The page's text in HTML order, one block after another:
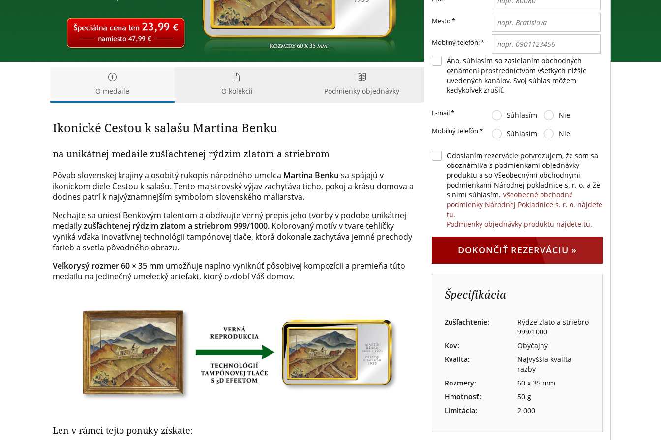
striebrom
rýdzim
zlatom
striebrom
O medaile O kolekcii Podmienky objednávky
Ikonické Cestou k salašu Martina Benku
na unikátnej medaile zušľachtenej rýdzim zlatom a striebrom
Pôvab slovenskej krajiny a osobitý rukopis národného umelca Martina Benku sa spájajú v
ikonickom diele Cestou k salašu. Tento majstrovský výjav zachytáva ticho, pokoj a krásu domova a
dodnes patrí k najvýznamnejším symbolom slovenského maliarstva.
Nechajte sa uniesť Benkovým talentom a obdivujte verný prepis jeho tvorby v podobe unikátnej
medailyzušľachtenej rýdzim zlatom a striebrom 999/1000. Kolorovaný motív v tvare tehličky
vyniká vďaka inovatívnej technológii tampónovej tlače, ktorá dokonale zachytáva jemné prechody
farieb a svetla pôvodného obrazu.
Veľkorysý rozmer 60 × 35 mm umožňuje naplno vyniknúť pôsobivej kompozícii a premieňa túto
medailu na jedinečný umelecký artefakt, ktorý ozdobí Váš domov.
Len v rámci tejto ponuky získate:
Mesto *
Mobilný telefón:*
Áno, súhlasím so zasielaním obchodných
oznámení prostredníctvom všetkých nižšie
uvedených kanálov. Svoj súhlas môžem
kedykoľvek zrušiť.
E-mail* Súhlasím Nie
Mobilný telefón * Súhlasím Nie
Odoslaním rezervácie potvrdzujem, že som sa
oboznámil/a s podmienkami objednávky
produktu a so Všeobecnými obchodnými
podmienkami Národnej pokladnice s. r. o. a že
s nimi súhlasím. Všeobecné obchodné
podmienky Národnej Pokladnice s. r. o. nájdete
tu.
Podmienky objednávky produktu nájdete tu.
DOKONČIŤ REZERVÁCIU »
Špecifikácia
Zušľachtenie:
Rýdze zlato a striebro
999/1000
Kov:
Obyčajný
Kvalita:
Najvyššia kvalita
razby
Rozmery:
60 x 35 mm
Hmotnosť:
50 g
Limitácia:
2 000